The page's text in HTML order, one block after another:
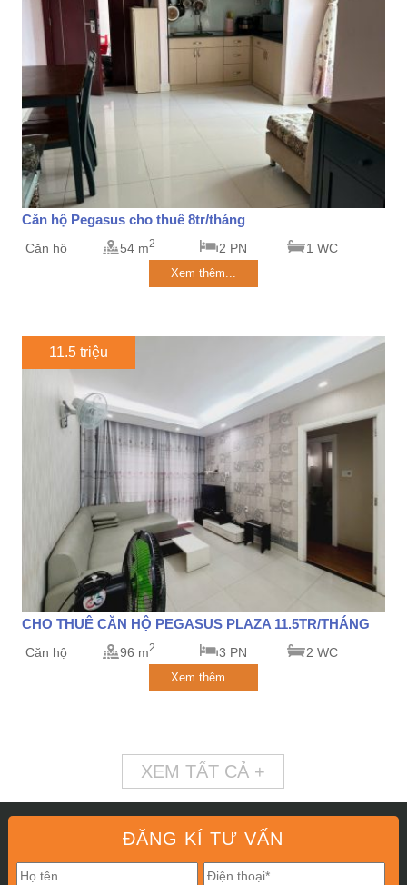
Căn hộ Pegasus cho thuê 8tr/tháng
Căn hộ 54 m2 2 PN 1 WC
Xem thêm...
11.5 triệu
CHO THUÊ CĂN HỘ PEGASUS PLAZA 11.5TR/THÁNG
Căn hộ 96 m2 3 PN 2 WC
Xem thêm...
XEM TẤT CẢ +
ĐĂNG KÍ TƯ VẤN